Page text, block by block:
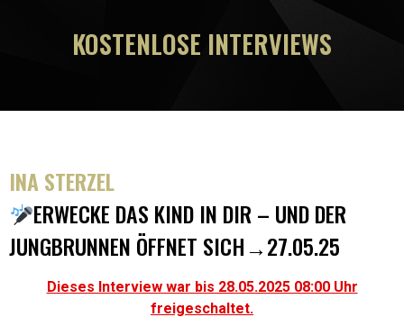
KOSTENLOSE INTERVIEWS
INA STERZEL
ERWECKE DAS KIND IN DIR – UND DER
JUNGBRUNNEN ÖFFNET SICH→27.05.25
Dieses Interview war bis 28.05.2025 08:00 Uhr
freigeschaltet.